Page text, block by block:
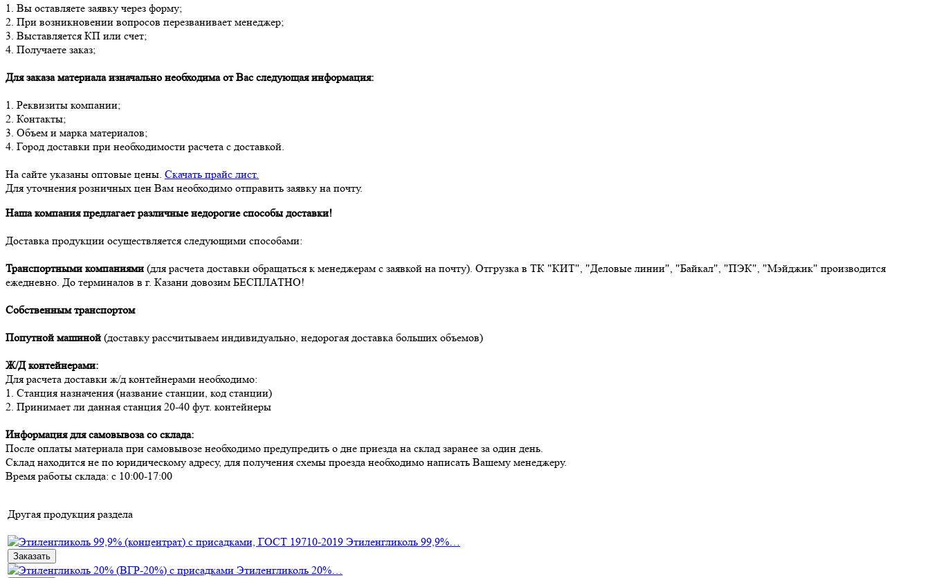
1. Вы оставляете заявку через форму;
2. При возникновении вопросов перезванивает менеджер;
3. Выставляется КП или счет;
4. Получаете заказ;
Для заказа материала изначально необходима от Вас следующая информация:
1. Реквизиты компании;
2. Контакты;
3. Объем и марка материалов;
4. Город доставки при необходимости расчета с доставкой.
На сайте указаны оптовые цены. Скачать прайс лист.
Для уточнения розничных цен Вам необходимо отправить заявку на почту.
Наша компания предлагает различные недорогие способы доставки!
Доставка продукции осуществляется следующими способами:
Транспортными компаниями (для расчета доставки обращаться к менеджерам с заявкой на почту). Отгрузка в ТК "КИТ", "Деловые линии", "Байкал", "ПЭК", "Мэйджик" производится
ежедневно. До терминалов в г. Казани довозим БЕСПЛАТНО!
Собственным транспортом
Попутной машиной (доставку рассчитываем индивидуально, недорогая доставка больших объемов)
Ж/Д контейнерами:
Для расчета доставки ж/д контейнерами необходимо:
1. Станция назначения (название станции, код станции)
2. Принимает ли данная станция 20-40 фут. контейнеры
Информация для самовывоза со склада:
После оплаты материала при самовывозе необходимо предупредить о дне приезда на склад заранее за один день.
Склад находится не по юридическому адресу, для получения схемы проезда необходимо написать Вашему менеджеру.
Время работы склада: с 10:00-17:00
Другая продукция раздела
Этиленгликоль 99,9%…
Заказать
Этиленгликоль 20%…